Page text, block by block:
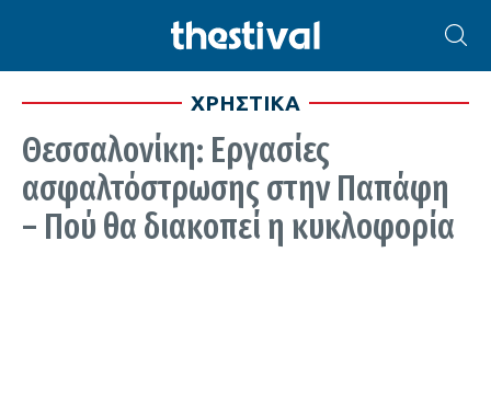
ΧΡΗΣΤΙΚΑ
Θεσσαλονίκη: Εργασίες
ασφαλτόστρωσης στην Παπάφη
– Πού θα διακοπεί η κυκλοφορία